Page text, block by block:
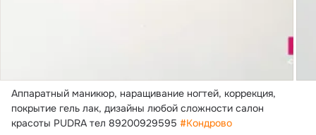
Аппаратный маникюр, наращивание ногтей, коррекция,
покрытие гель лак, дизайны любой сложности салон
красоты PUDRA тел 89200929595 #Кондрово